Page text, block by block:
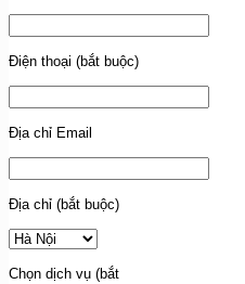
Điện thoại (bắt buộc)
Địa chỉ Email
Địa chỉ (bắt buộc)
Chọn dịch vụ (bắt